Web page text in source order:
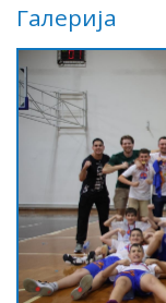
Галерија